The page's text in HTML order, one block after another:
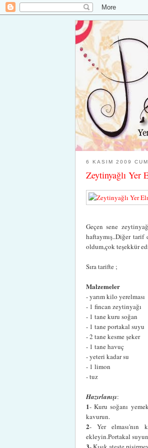
6 KASIM 2009
Zeytinyağlı Yer
Geçen sene
haftaymış..Diğer tarif
oldum,çok teşekkür
Sıra tarifte ;
Malzemeler
- yarım kilo yerelması
- 1 fincan zeytinyağı
- 1 tane kuru soğan
- 1 tane portakal suyu
- 2 tane kesme şeker
- 1 tane havuç
- yeteri kadar su
- 1 limon
- tuz
Hazırlanışı:
1- Kuru soğanı
kavurun.
2- Yer elması'nın
ekleyin.Portakal